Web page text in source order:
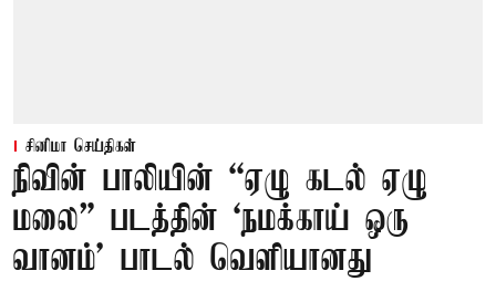
சினிமா செய்திகள்
நிவின் பாலியின் “ஏழு கடல் ஏழு
மலை” படத்தின் ‘நமக்காய் ஒரு
வானம்’ பாடல் வெளியானது